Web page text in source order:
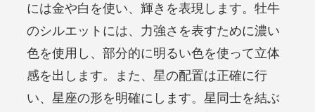
には金や白を使い、輝きを表現します。牡牛
のシルエットには、力強さを表すために濃い
色を使用し、部分的に明るい色を使って立体
感を出します。また、星の配置は正確に行
い、星座の形を明確にします。星同士を結ぶ